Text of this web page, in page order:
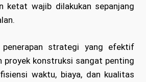
ketat wajib dilakukan sepanjang
penerapan strategi yang efektif
proyek konstruksi sangat penting
waktu, biaya, dan kualitas